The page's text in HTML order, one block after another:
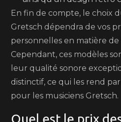
En fin de compte, le choix
Gretsch dépendra de vos
personnelles en matière de
Cependant, ces modèles
leur qualité sonore
distinctif, ce qui les rend
pour les musiciens Gretsch.
Quel est le prix